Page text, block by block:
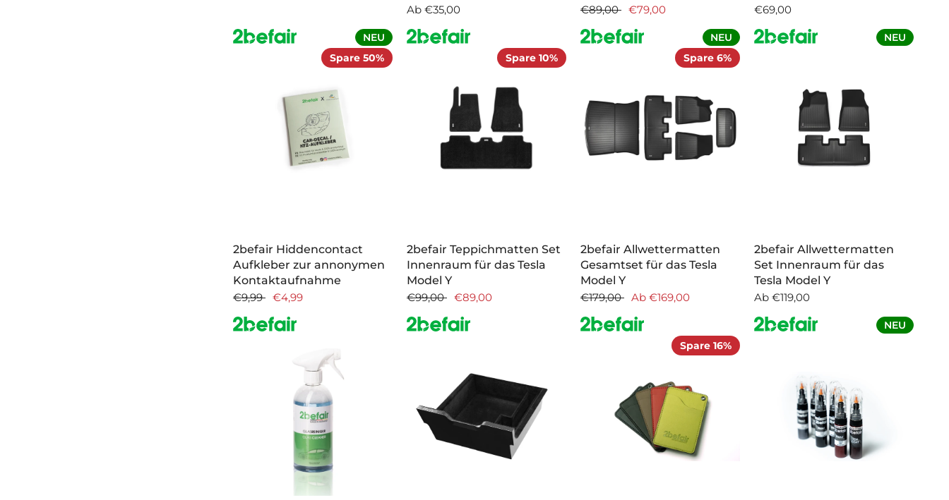
Ab €35,00
€89,00
€79,00
€69,00
Spare 50%
NEU
2befair Hiddencontact
Aufkleber zur annonymen
Kontaktaufnahme
€9,99
€4,99
Spare 10%
2befair Teppichmatten Set
Innenraum für das Tesla
Model Y
€99,00
€89,00
Spare 6%
NEU
2befair Allwettermatten
Gesamtset für das Tesla
Model Y
€179,00
Ab €169,00
NEU
2befair Allwettermatten
Set Innenraum für das
Tesla Model Y
Ab €119,00
Spare 16%
NEU